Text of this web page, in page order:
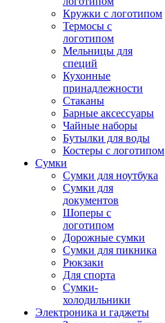
Кружки с логотипом
Термосы с
логотипом
Мельницы для
специй
Кухонные
принадлежности
Стаканы
Барные аксессуары
Чайные наборы
Бутылки для воды
Костеры с логотипом
Сумки
Сумки для ноутбука
Сумки для
документов
Шоперы с
логотипом
Дорожные сумки
Сумки для пикника
Рюкзаки
Для спорта
Сумки-
холодильники
Электроника и гаджеты